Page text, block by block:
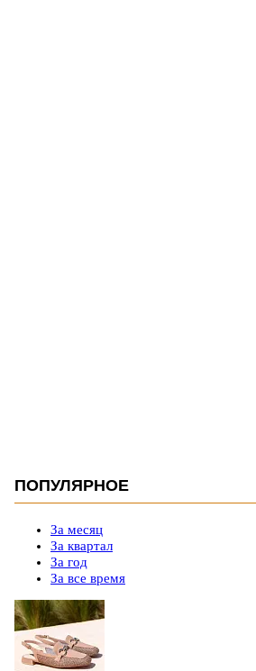
ПОПУЛЯРНОЕ
За месяц
За квартал
За год
За все время